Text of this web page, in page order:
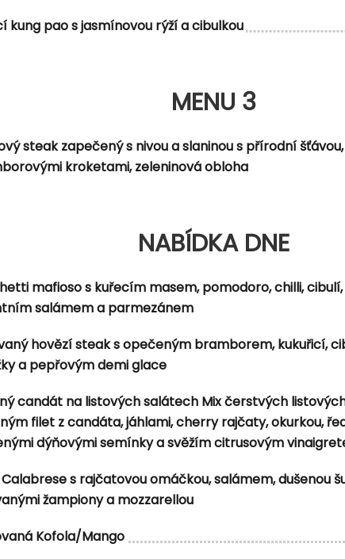
MENU 3
majonézou
okurka, rajče, červená cibule, balkánský sýr,
kung pao s jasmínovou rýží a cibulkou
MENU 3
steak zapečený s nivou a slaninou s přírodní šťávou,
kroketami, zeleninová obloha
NABÍDKA DNE
mafioso s kuřecím masem, pomodoro, chilli,
salámem a parmezánem
hovězí steak s opečeným bramborem, kukuřicí,
a pepřovým demi glace
candát na listových salátech Mix čerstvých
filet z candáta, jáhlami, cherry rajčaty, okurkou,
dýňovými semínky a svěžím citrusovým
Calabrese s rajčatovou omáčkou, salámem, dušenou
žampiony a mozzarellou
Kofola/Mango